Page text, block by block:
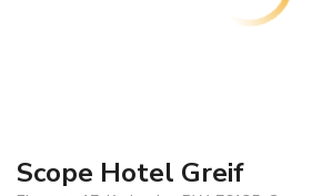
Scope Hotel Greif